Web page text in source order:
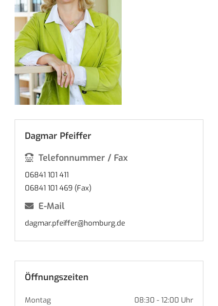
Dagmar Pfeiffer
Telefonnummer / Fax
06841 101 411
06841 101 469 (Fax)
E-Mail
dagmar.pfeiffer@homburg.de
Öffnungszeiten
Montag
08:30 - 12:00 Uhr